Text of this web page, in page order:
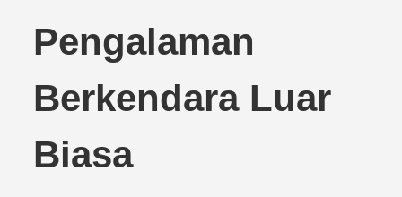
Pengalaman
Berkendara Luar
Biasa